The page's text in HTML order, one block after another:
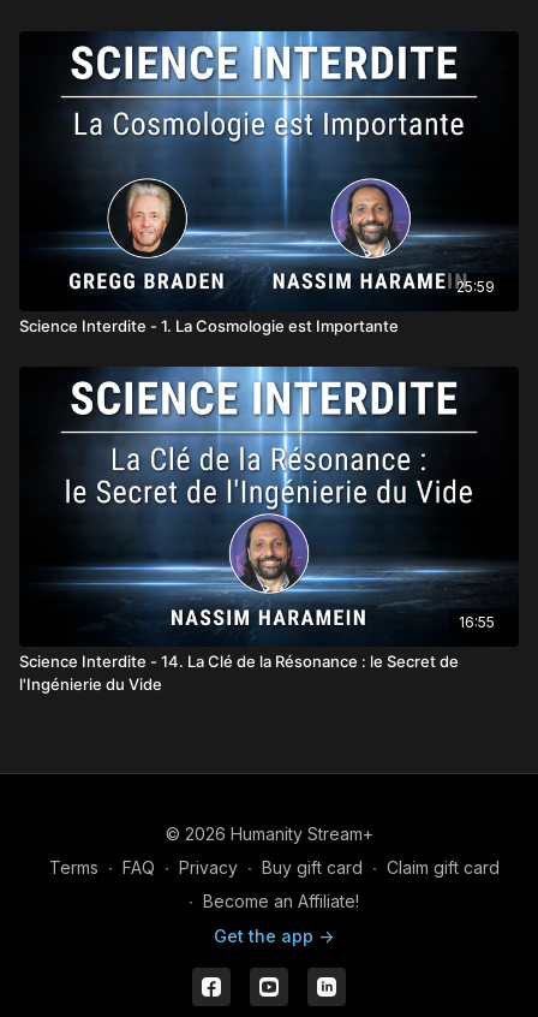
25:59
Science Interdite - 1. La Cosmologie est Importante
16:55
Science Interdite - 14. La Clé de la Résonance : le Secret de
l'Ingénierie du Vide
© 2026 Humanity Stream+
Terms ∙ FAQ ∙ Privacy ∙ Buy gift card ∙ Claim gift card
∙ Become an Affiliate!
Get the app ->